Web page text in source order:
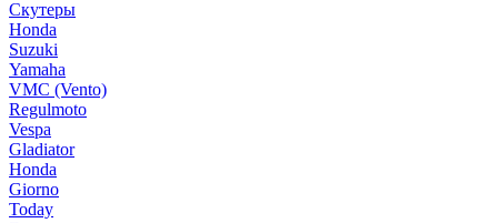
Скутеры
Honda
Suzuki
Yamaha
VMC (Vento)
Regulmoto
Vespa
Gladiator
Honda
Giorno
Today